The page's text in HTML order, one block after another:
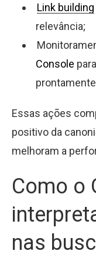
Link building
relevância;
Console
Essas ações
positivo da
melhoram a
Como o
nas